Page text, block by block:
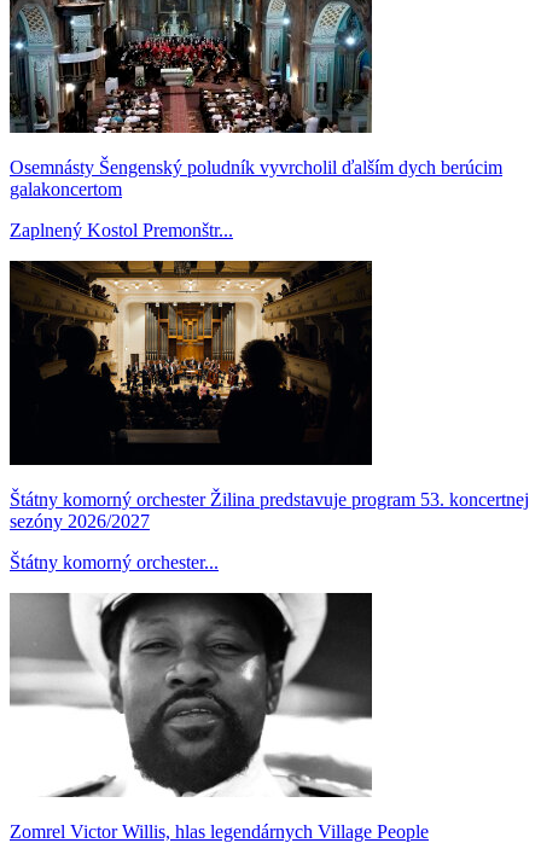
Osemnásty Šengenský poludník vyvrcholil ďalším dych berúcim
galakoncertom
Zaplnený Kostol Premonštr...
Štátny komorný orchester Žilina predstavuje program 53. koncertnej
sezóny 2026/2027
Štátny komorný orchester...
Zomrel Victor Willis, hlas legendárnych Village People